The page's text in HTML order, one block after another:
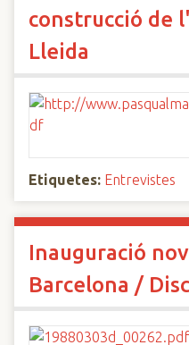
construcció de
Lleida
Etiquetes: Entrevistes
Inauguració
Barcelona /